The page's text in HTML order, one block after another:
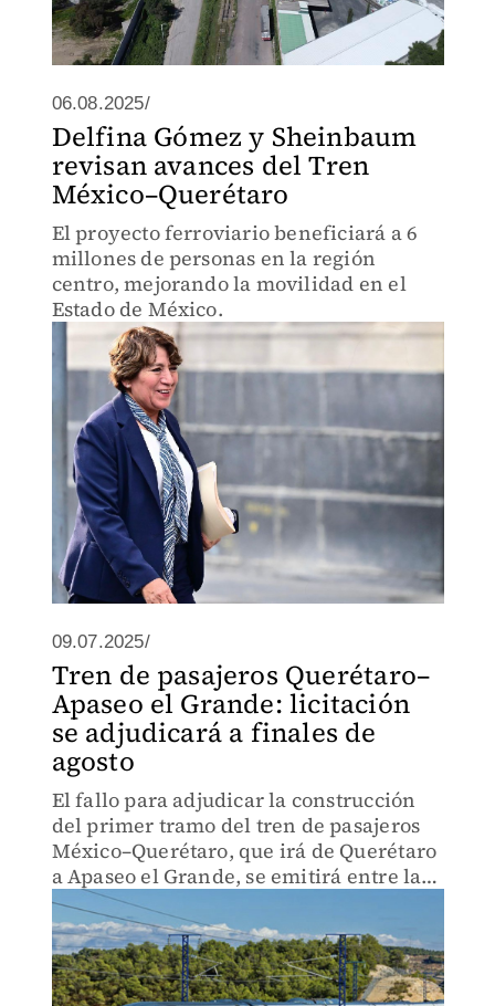
06.08.2025/
Delfina Gómez y Sheinbaum
revisan avances del Tren
México–Querétaro
El proyecto ferroviario beneficiará a 6
millones de personas en la región
centro, mejorando la movilidad en el
Estado de México.
09.07.2025/
Tren de pasajeros Querétaro–
Apaseo el Grande: licitación
se adjudicará a finales de
agosto
El fallo para adjudicar la construcción
del primer tramo del tren de pasajeros
México–Querétaro, que irá de Querétaro
a Apaseo el Grande, se emitirá entre la
segunda y tercera semana de agosto.